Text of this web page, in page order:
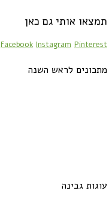
תמצאו אותי גם כאן
Facebook Instagram Pinterest
מתכונים לראש השנה
עוגות גבינה